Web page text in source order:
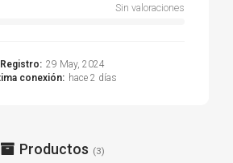
Sin valoraciones
Registro: 29 May, 2024
conexión: hace 2 días
Productos (3)